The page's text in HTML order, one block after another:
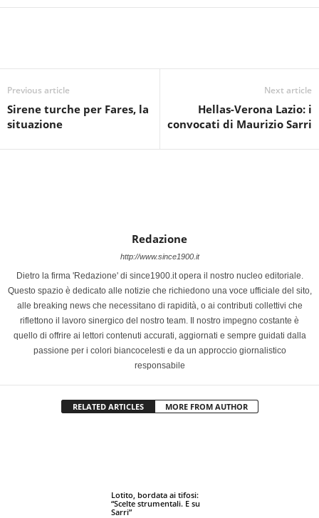
Previous article
Sirene turche per Fares, la
situazione
Next article
Hellas-Verona Lazio: i
convocati di Maurizio Sarri
Redazione
http://www.since1900.it
Dietro la firma 'Redazione' di since1900.it opera il nostro nucleo editoriale.
Questo spazio è dedicato alle notizie che richiedono una voce ufficiale del sito,
alle breaking news che necessitano di rapidità, o ai contributi collettivi che
riflettono il lavoro sinergico del nostro team. Il nostro impegno costante è
quello di offrire ai lettori contenuti accurati, aggiornati e sempre guidati dalla
passione per i colori biancocelesti e da un approccio giornalistico
responsabile
RELATED ARTICLES MORE FROM AUTHOR
Lotito, bordata ai tifosi:
“Scelte strumentali. E su
Sarri”